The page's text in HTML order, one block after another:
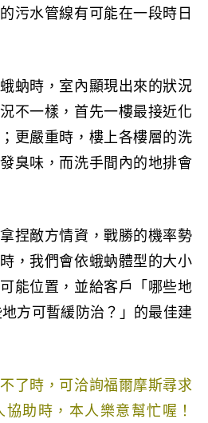
污水管線有可能在一段時日
蚋時，室內顯現出來的狀況
不一樣，首先一樓最接近化
更嚴重時，樓上各樓層的洗
臭味，而洗手間內的地排會
捏敵方情資，戰勝的機率勢
，我們會依蛾蚋體型的大小
能位置，並給客戶「哪些地
方可暫緩防治？」的最佳建
了時，可洽詢福爾摩斯尋求
協助時，本人樂意幫忙喔 ！